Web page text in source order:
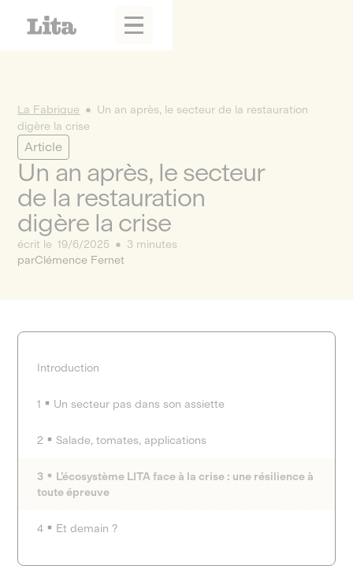
La Fabrique
Un an après, le secteur de la restauration
digère la crise
Article
Un an après, le secteur
de la restauration
digère la crise
écrit le 19/6/2025
3 minutes
parClémence Fernet
Introduction
1 Un secteur pas dans son assiette
2 Salade, tomates, applications
3
L’écosystème LITA face à la crise : une résilience à
toute épreuve
4 Et demain ?